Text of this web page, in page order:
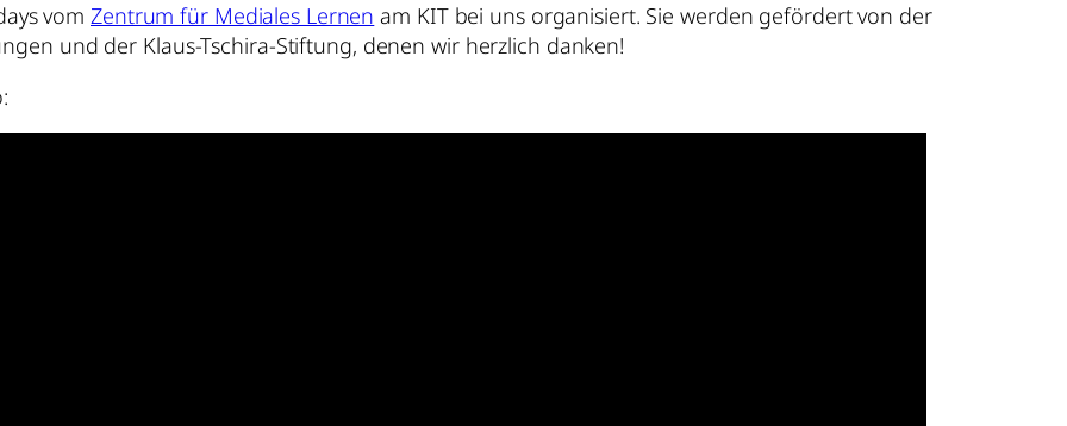
vom Zentrum für Mediales Lernen am KIT bei uns organisiert. Sie werden gefördert von der
und der Klaus-Tschira-Stiftung, denen wir herzlich danken!